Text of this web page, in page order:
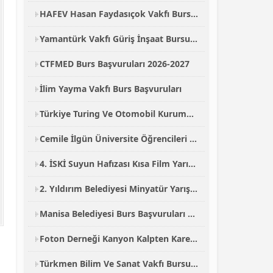
HAFEV Hasan Faydasıçok Vakfı Burs Başvuruları
Yamantürk Vakfı Güriş İnşaat Bursu Başvurusu 2026-2027
CTFMED Burs Başvuruları 2026-2027
İlim Yayma Vakfı Burs Başvuruları
Türkiye Turing Ve Otomobil Kurumu Burs Başvurusu 2026-2027
Cemile İlgün Üniversite Öğrencileri Arası Fotoğraf Yarışması
4. İSKİ Suyun Hafızası Kısa Film Yarışması 2026
2. Yıldırım Belediyesi Minyatür Yarışması 2026
Manisa Belediyesi Burs Başvuruları 2026-2027
Foton Derneği Kanyon Kalpten Kareler Ulusal Fotoğraf Yarışması
Türkmen Bilim Ve Sanat Vakfı Bursu Başvurusu 2026-2027